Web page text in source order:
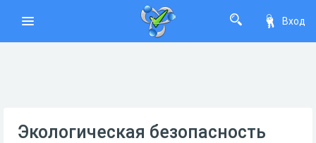
Вход
Экологическая безопасность